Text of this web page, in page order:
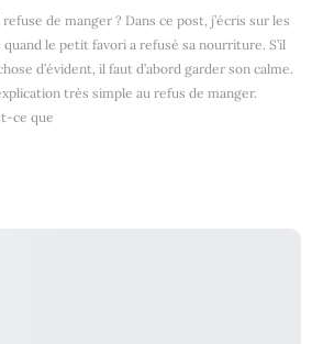
de manger ? Dans ce post, j’écris sur les
le petit favori a refusé sa nourriture. S’il
d’évident, il faut d’abord garder son calme.
très simple au refus de manger.
ce que